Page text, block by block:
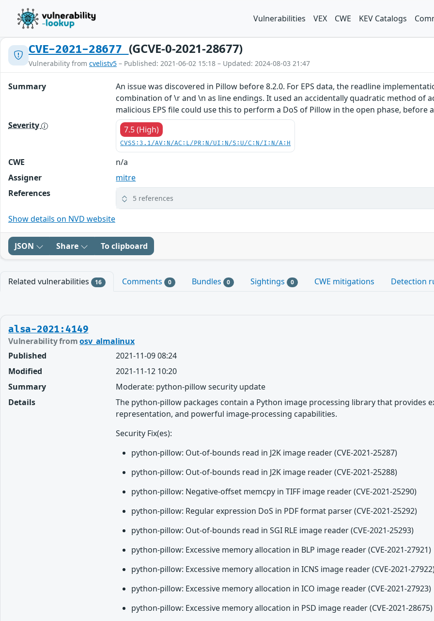
Vulnerabilities VEX CWE KEV Catalogs
CVE-2021-28677 (GCVE-0-2021-28677)
Vulnerability from cvelistv5 – Published: 2021-06-02 15:18 – Updated: 2024-08-03 21:47
Summary
An issue was discovered in Pillow before 8.2.0. For EPS data, the readline
combination of \r and \n as line endings. It used an accidentally quadratic method of
malicious EPS file could use this to perform a DoS of Pillow in the open phase, before
Severity
7.5 (High)
CVSS:3.1/AV:N/AC:L/PR:N/UI:N/S:U/C:N/I:N/A:H
CWE
n/a
Assigner
mitre
References
5 references
Show details on NVD website
JSON Share To clipboard
Related vulnerabilities 16 Comments 0 Bundles 0 Sightings 0 CWE mitigations Detection
alsa-2021:4149
Vulnerability fromosv_almalinux
Published
2021-11-09 08:24
Modified
2021-11-12 10:20
Summary
Moderate: python-pillow security update
Details
The python-pillow packages contain a Python image processing library that
representation, and powerful image-processing capabilities.
Security Fix(es):
python-pillow: Out-of-bounds read in J2K image reader (CVE-2021-25287)
python-pillow: Out-of-bounds read in J2K image reader (CVE-2021-25288)
python-pillow: Negative-offset memcpy in TIFF image reader (CVE-2021-25290)
python-pillow: Regular expression DoS in PDF format parser (CVE-2021-25292)
python-pillow: Out-of-bounds read in SGI RLE image reader (CVE-2021-25293)
python-pillow: Excessive memory allocation in BLP image reader (CVE-2021-27921)
python-pillow: Excessive memory allocation in ICNS image reader (CVE-2021-
python-pillow: Excessive memory allocation in ICO image reader (CVE-2021-27923)
python-pillow: Excessive memory allocation in PSD image reader (CVE-2021-28675)